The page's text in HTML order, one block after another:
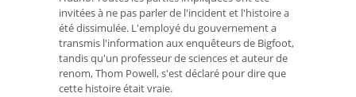
invitées à ne pas parler de l'incident et l'histoire a
été dissimulée. L'employé du gouvernement a
transmis l'information aux enquêteurs de Bigfoot,
tandis qu'un professeur de sciences et auteur de
renom, Thom Powell, s'est déclaré pour dire que
cette histoire était vraie.